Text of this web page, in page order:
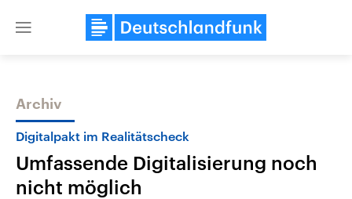
Close
Themen
Archiv
Digitalpakt im Realitätscheck
Umfassende Digitalisierung noch
nicht möglich